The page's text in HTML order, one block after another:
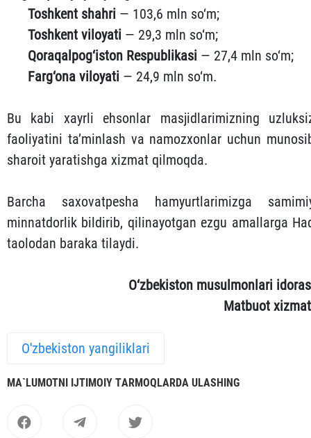
Toshkent shahri — 103,6 mln so‘m;
Toshkent viloyati — 29,3 mln so‘m;
Qoraqalpog‘iston Respublikasi — 27,4 mln so‘m;
Farg‘ona viloyati — 24,9 mln so‘m.
Bu kabi xayrli ehsonlar masjidlarimizning
faoliyatini ta’minlash va namozxonlar uchun
sharoit yaratishga xizmat qilmoqda.
Barcha saxovatpesha hamyurtlarimizga
minnatdorlik bildirib, qilinayotgan ezgu amallarga
taolodan baraka tilaydi.
O‘zbekiston musulmonlari
Matbuot
O'zbekiston yangiliklari
MА`LUMOTNI IJTIMOIY TАRMOQLАRDА ULАSHING